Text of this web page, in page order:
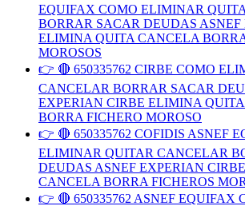
EQUIFAX COMO ELIMINAR
BORRAR SACAR DEUDAS
ELIMINA QUITA CANCELA
MOROSOS
👉 🔴 650335762 CIRBE COMO
CANCELAR BORRAR SACAR
EXPERIAN CIRBE ELIMINA
BORRA FICHERO MOROSO
👉 🔴 650335762 COFIDIS ASNEF
ELIMINAR QUITAR CANCELAR
DEUDAS ASNEF EXPERIAN
CANCELA BORRA FICHEROS
👉 🔴 650335762 ASNEF EQUIFAX